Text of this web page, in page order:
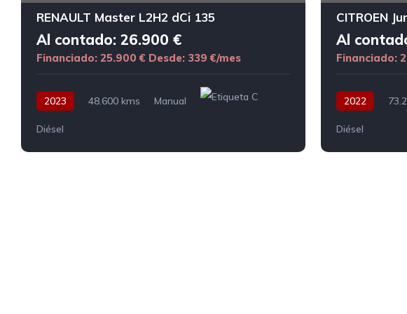
RENAULT Master L2H2 dCi 135
Al contado: 26.900 €
Financiado: 25.900 € Desde: 339 €/mes
2023 48.600 kms Manual
Diésel
CITROEN
Al
Financiado:
2022
Diésel